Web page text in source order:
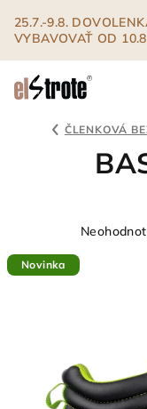
obsah
25.7.-9.8.
VYBAVOVAŤ OD
ČLENKOVÁ
Priemerné
produktu
Novinka